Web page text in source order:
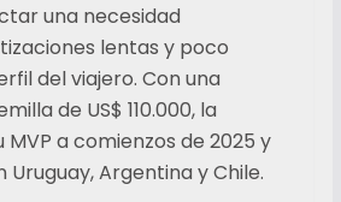
una necesidad
lentas y poco
del viajero. Con una
de US$ 110.000, la
a comienzos de 2025 y
Uruguay, Argentina y Chile.